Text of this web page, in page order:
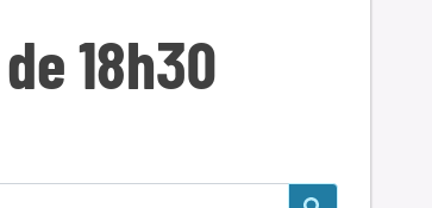
18h30